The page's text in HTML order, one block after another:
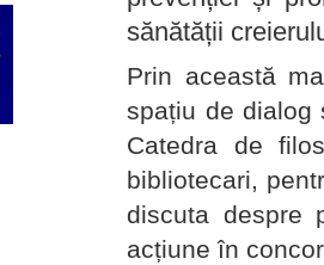
sănătății
Prin această
spațiu de dialog
Catedra de
bibliotecari,
discuta despre
acțiune în